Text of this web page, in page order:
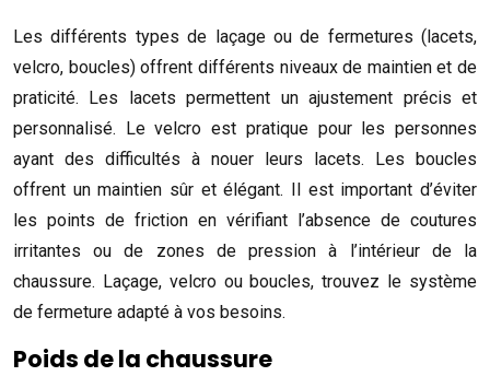
Les différents types de laçage ou de fermetures (lacets,
velcro, boucles) offrent différents niveaux de maintien et de
praticité. Les lacets permettent un ajustement précis et
personnalisé. Le velcro est pratique pour les personnes
ayant des difficultés à nouer leurs lacets. Les boucles
offrent un maintien sûr et élégant. Il est important d’éviter
les points de friction en vérifiant l’absence de coutures
irritantes ou de zones de pression à l’intérieur de la
chaussure. Laçage, velcro ou boucles, trouvez le système
de fermeture adapté à vos besoins.
Poids de la chaussure